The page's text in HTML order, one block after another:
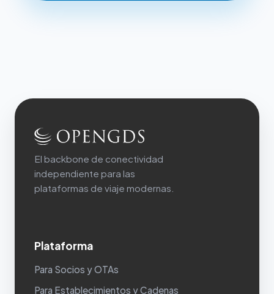
El backbone de conectividad
independiente para las
plataformas de viaje modernas.
Plataforma
Para Socios y OTAs
Para Establecimientos y Cadenas